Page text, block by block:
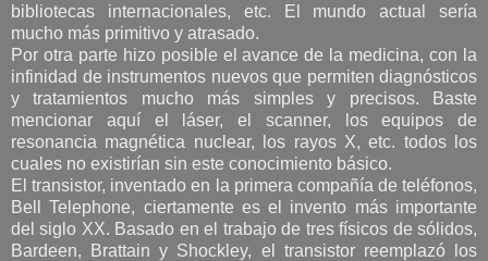
bibliotecas internacionales, etc. El mundo actual sería
mucho más primitivo y atrasado.
Por otra parte hizo posible el avance de la medicina, con la
infinidad de instrumentos nuevos que permiten diagnósticos
y tratamientos mucho más simples y precisos. Baste
mencionar aquí el láser, el scanner, los equipos de
resonancia magnética nuclear, los rayos X, etc. todos los
cuales no existirían sin este conocimiento básico.
El transistor, inventado en la primera compañía de teléfonos,
Bell Telephone, ciertamente es el invento más importante
del siglo XX. Basado en el trabajo de tres físicos de sólidos,
Bardeen, Brattain y Shockley, el transistor reemplazó los